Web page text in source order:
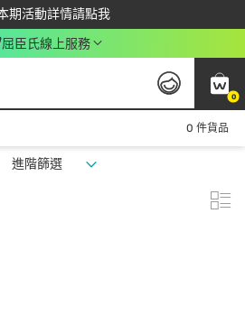
期活動詳情請點我
載app最高回饋$350
屈臣氏線上服務
0
0 件貨品
進階篩選